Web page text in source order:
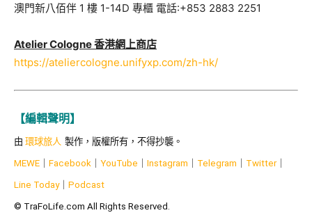
澳門新八佰伴 1 樓 1-14D 專櫃 電話:+853 2883 2251
Atelier Cologne 香港網上商店
https://ateliercologne.unifyxp.com/zh-hk/
【編輯聲明】
由 環球旅人 製作，版權所有，不得抄襲。
MEWE Facebook YouTube Instagram Telegram Twitter｜
Line Today｜ Podcast
© TraFoLife.com All Rights Reserved.